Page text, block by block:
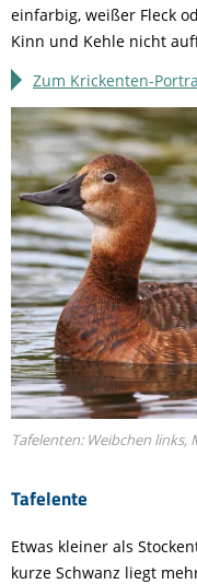
einfarbig, weißer Fleck
Kinn und Kehle nicht
Zum Krickenten-
Tafelente
Tafelenten: Weibchen links,
Etwas kleiner als
kurze Schwanz liegt